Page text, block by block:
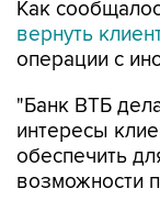
операции с
"Банк ВТБ
обеспечить
возможности
отмечалось в